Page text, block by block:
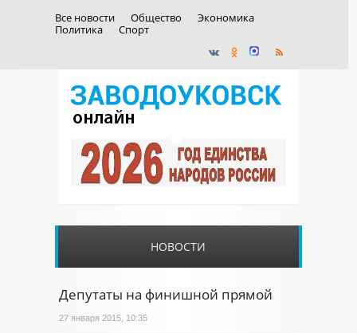
Все новости Общество
Экономика
Политика
Спорт
НОВОСТИ
Депутаты на финишной прямой
27 января 2015, 10:35